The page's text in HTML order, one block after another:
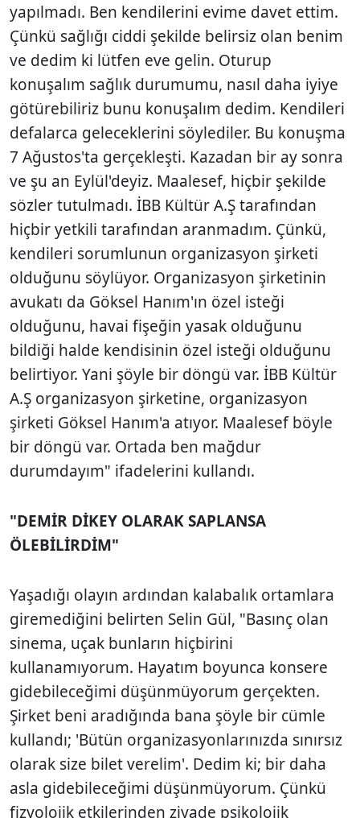
yapılmadı. Ben kendilerini evime davet ettim.
Çünkü sağlığı ciddi şekilde belirsiz olan benim
ve dedim ki lütfen eve gelin. Oturup
konuşalım sağlık durumumu, nasıl daha iyiye
götürebiliriz bunu konuşalım dedim. Kendileri
defalarca geleceklerini söylediler. Bu konuşma
7 Ağustos'ta gerçekleşti. Kazadan bir ay sonra
ve şu an Eylül'deyiz. Maalesef, hiçbir şekilde
sözler tutulmadı. İBB Kültür A.Ş tarafından
hiçbir yetkili tarafından aranmadım. Çünkü,
kendileri sorumlunun organizasyon şirketi
olduğunu söylüyor. Organizasyon şirketinin
avukatı da Göksel Hanım'ın özel isteği
olduğunu, havai fişeğin yasak olduğunu
bildiği halde kendisinin özel isteği olduğunu
belirtiyor. Yani şöyle bir döngü var. İBB Kültür
A.Ş organizasyon şirketine, organizasyon
şirketi Göksel Hanım'a atıyor. Maalesef böyle
bir döngü var. Ortada ben mağdur
durumdayım" ifadelerini kullandı.
"DEMİR DİKEY OLARAK SAPLANSA
ÖLEBİLİRDİM"
Yaşadığı olayın ardından kalabalık ortamlara
giremediğini belirten Selin Gül, "Basınç olan
sinema, uçak bunların hiçbirini
kullanamıyorum. Hayatım boyunca konsere
gidebileceğimi düşünmüyorum gerçekten.
Şirket beni aradığında bana şöyle bir cümle
kullandı; 'Bütün organizasyonlarınızda sınırsız
olarak size bilet verelim'. Dedim ki; bir daha
asla gidebileceğimi düşünmüyorum. Çünkü
fizyolojik etkilerinden ziyade psikolojik